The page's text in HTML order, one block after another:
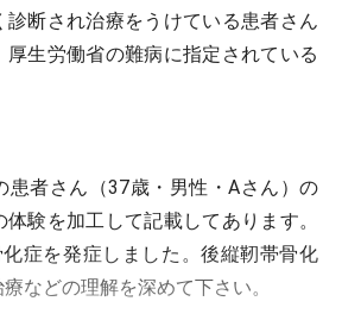
診断され治療をうけている患者さん
生労働省の難病に指定されている
患者さん（37歳・男性・Aさん）の
験を加工して記載してあります。
症を発症しました。後縦靭帯骨化
などの理解を深めて下さい。